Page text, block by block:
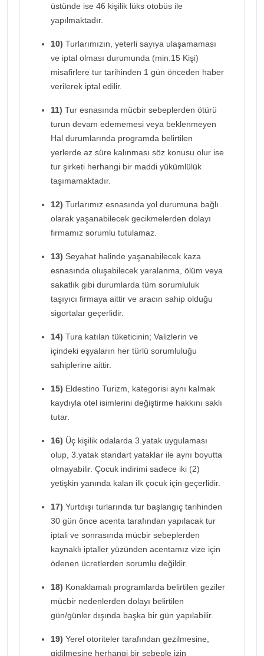
üstünde ise 46 kişilik lüks otobüs ile
yapılmaktadır.
10) Turlarımızın, yeterli sayıya ulaşamaması
ve iptal olması durumunda (min.15 Kişi)
misafirlere tur tarihinden 1 gün önceden haber
verilerek iptal edilir.
11) Tur esnasında mücbir sebeplerden ötürü
turun devam edememesi veya beklenmeyen
Hal durumlarında programda belirtilen
yerlerde az süre kalınması söz konusu olur ise
tur şirketi herhangi bir maddi yükümlülük
taşımamaktadır.
12) Turlarımız esnasında yol durumuna bağlı
olarak yaşanabilecek gecikmelerden dolayı
firmamız sorumlu tutulamaz.
13) Seyahat halinde yaşanabilecek kaza
esnasında oluşabilecek yaralanma, ölüm veya
sakatlık gibi durumlarda tüm sorumluluk
taşıyıcı firmaya aittir ve aracın sahip olduğu
sigortalar geçerlidir.
14) Tura katılan tüketicinin; Valizlerin ve
içindeki eşyaların her türlü sorumluluğu
sahiplerine aittir.
15) Eldestino Turizm, kategorisi aynı kalmak
kaydıyla otel isimlerini değiştirme hakkını saklı
tutar.
16) Üç kişilik odalarda 3.yatak uygulaması
olup, 3.yatak standart yataklar ile aynı boyutta
olmayabilir. Çocuk indirimi sadece iki (2)
yetişkin yanında kalan ilk çocuk için geçerlidir.
17) Yurtdışı turlarında tur başlangıç tarihinden
30 gün önce acenta tarafından yapılacak tur
iptali ve sonrasında mücbir sebeplerden
kaynaklı iptaller yüzünden acentamız vize için
ödenen ücretlerden sorumlu değildir.
18) Konaklamalı programlarda belirtilen geziler
mücbir nedenlerden dolayı belirtilen
gün/günler dışında başka bir gün yapılabilir.
19) Yerel otoriteler tarafından gezilmesine,
gidilmesine herhangi bir sebeple izin